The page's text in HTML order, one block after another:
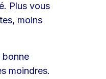
Plus vous
moins
bonne
moindres.